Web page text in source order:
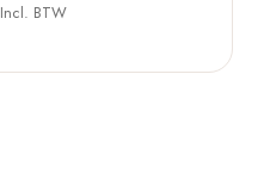
Incl. BTW